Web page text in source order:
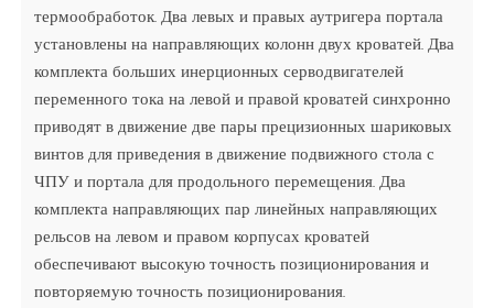
термообработок. Два левых и правых аутригера портала
установлены на направляющих колонн двух кроватей. Два
комплекта больших инерционных серводвигателей
переменного тока на левой и правой кроватей синхронно
приводят в движение две пары прецизионных шариковых
винтов для приведения в движение подвижного стола с
ЧПУ и портала для продольного перемещения. Два
комплекта направляющих пар линейных направляющих
рельсов на левом и правом корпусах кроватей
обеспечивают высокую точность позиционирования и
повторяемую точность позиционирования.